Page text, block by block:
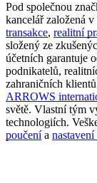
Pod společnou
kancelář založená
transakce, realitní
složený ze
účetních garantuje
podnikatelů,
zahraničních
ARROWS
světě. Vlastní tým
technologiích.
poučenía